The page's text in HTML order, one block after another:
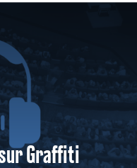
sur Graffiti